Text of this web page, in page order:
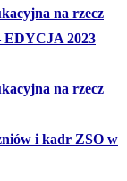
na rzecz
EDYCJA 2023
na rzecz
i kadr ZSO w